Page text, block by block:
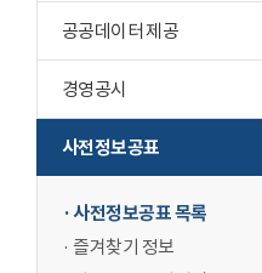
공공데이터 제공
경영공시
사전정보공표
사전정보공표 목록
즐겨찾기 정보